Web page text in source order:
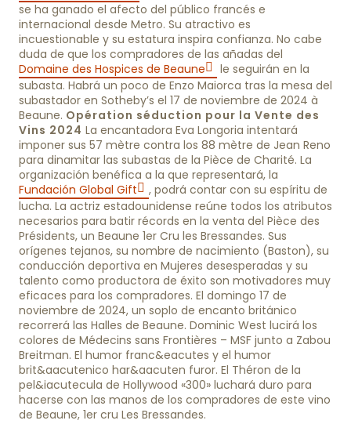
se ha ganado el afecto del público francés e
internacional desde Metro. Su atractivo es
incuestionable y su estatura inspira confianza. No cabe
duda de que los compradores de las añadas del
Domaine des Hospices de Beaune
le seguirán en la
subasta. Habrá un poco de Enzo Maiorca tras la mesa del
subastador en Sotheby’s el 17 de noviembre de 2024 à
Beaune. Opération séduction pour la Vente des
Vins 2024 La encantadora Eva Longoria intentará
imponer sus 57 mètre contra los 88 mètre de Jean Reno
para dinamitar las subastas de la Pièce de Charité. La
organización benéfica a la que representará, la
Fundación Global Gift
, podrá contar con su espíritu de
lucha. La actriz estadounidense reúne todos los atributos
necesarios para batir récords en la venta del Pièce des
Présidents, un Beaune 1er Cru les Bressandes. Sus
orígenes tejanos, su nombre de nacimiento (Baston), su
conducción deportiva en Mujeres desesperadas y su
talento como productora de éxito son motivadores muy
eficaces para los compradores. El domingo 17 de
noviembre de 2024, un soplo de encanto británico
recorrerá las Halles de Beaune. Dominic West lucirá los
colores de Médecins sans Frontières – MSF junto a Zabou
Breitman. El humor franc&eacutes y el humor
brit&aacutenico har&aacuten furor. El Théron de la
pel&iacutecula de Hollywood «300» luchará duro para
hacerse con las manos de los compradores de este vino
de Beaune, 1er cru Les Bressandes.